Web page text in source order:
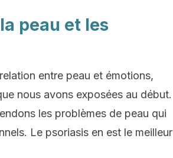
peau et les
entre peau et émotions,
nous avons exposées au début.
les problèmes de peau qui
Le psoriasis en est le meilleur